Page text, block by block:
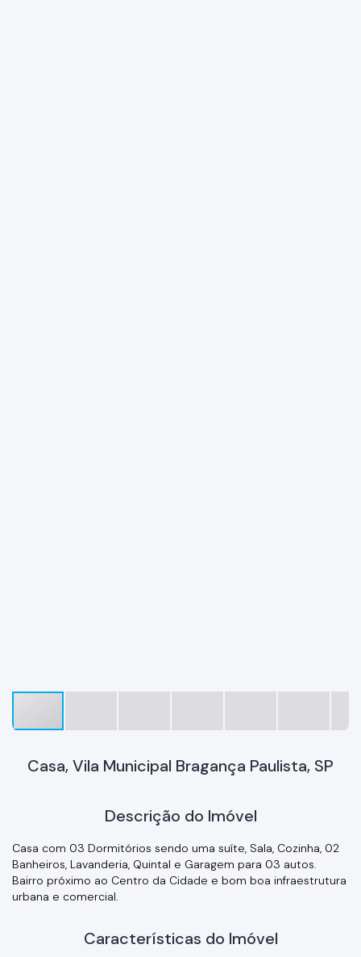
Casa, Vila Municipal Bragança Paulista, SP
Descrição do Imóvel
Casa com 03 Dormitórios sendo uma suíte, Sala, Cozinha, 02
Banheiros, Lavanderia, Quintal e Garagem para 03 autos.
Bairro próximo ao Centro da Cidade e bom boa infraestrutura
urbana e comercial.
Características do Imóvel